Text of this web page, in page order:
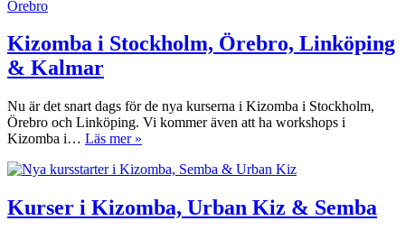
Linköping
&
Kizomba i Stockholm, Örebro, Linköping
& Kalmar
Nu är det snart dags för de nya kurserna i Kizomba i Stockholm,
Örebro och Linköping. Vi kommer även att ha workshops i
Kizomba i… Läs mer »
Stockholm,
Linköping
&
Kurser i Kizomba, Urban Kiz & Semba